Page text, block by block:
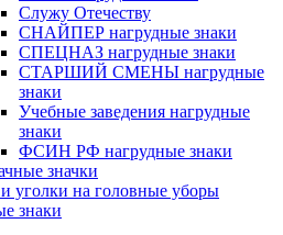
Служу Отечеству
СНАЙПЕР нагрудные знаки
СПЕЦНАЗ нагрудные знаки
СТАРШИЙ СМЕНЫ нагрудные
знаки
Учебные заведения нагрудные
знаки
ФСИН РФ нагрудные знаки
значки
уголки на головные уборы
знаки